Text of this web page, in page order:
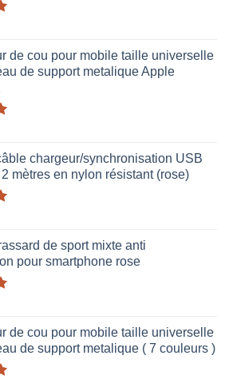
de cou pour mobile taille universelle
de support metalique Apple
chargeur/synchronisation USB
mètres en nylon résistant (rose)
de sport mixte anti
pour smartphone rose
de cou pour mobile taille universelle
de support metalique ( 7 couleurs )